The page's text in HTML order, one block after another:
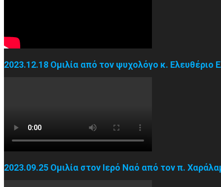
2023.12.18 Ομιλία από τον ψυχολόγο κ. Ελευθέριο
2023.09.25 Ομιλία στον Ιερό Ναό από τον π.